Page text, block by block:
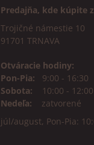
Predajňa, kde kúpite
Trojičné námestie 10
91701 TRNAVA
Otváracie hodiny:
Pon-Pia: 9:00 - 16:30
Sobota: 10:00 - 12:00
Nedeľa: zatvorené
júl/august, Pon-Pia: